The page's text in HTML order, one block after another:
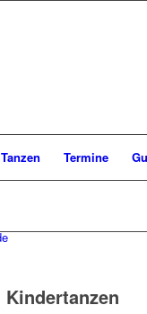
Tanzen Termine
Kindertanzen